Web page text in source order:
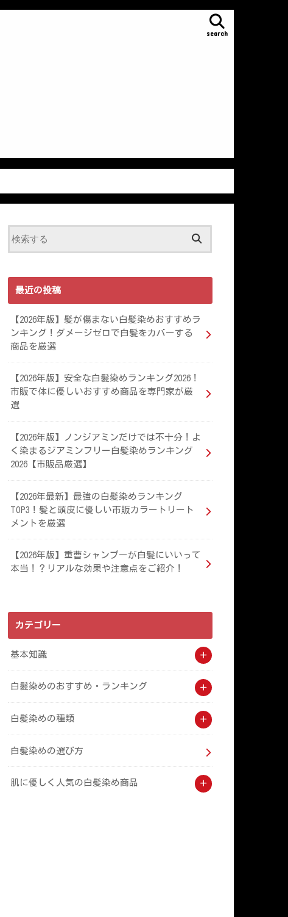
search
最近の投稿
【2026年版】髪が傷まない白髪染めおすすめラ
ンキング！ダメージゼロで白髪をカバーする
商品を厳選
【2026年版】安全な白髪染めランキング2026！
市販で体に優しいおすすめ商品を専門家が厳
選
【2026年版】ノンジアミンだけでは不十分！よ
く染まるジアミンフリー白髪染めランキング
2026【市販品厳選】
【2026年最新】最強の白髪染めランキング
TOP3！髪と頭皮に優しい市販カラートリート
メントを厳選
【2026年版】重曹シャンプーが白髪にいいって
本当！？リアルな効果や注意点をご紹介！
カテゴリー
基本知識
白髪染めのおすすめ・ランキング
白髪染めの種類
白髪染めの選び方
肌に優しく人気の白髪染め商品